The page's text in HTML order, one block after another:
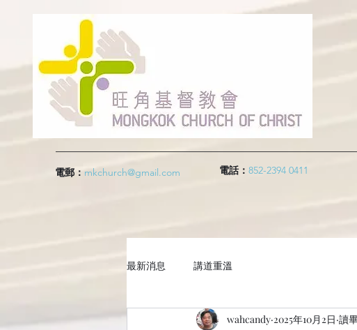
電郵： mkchurch@gmail.com 電話： 852-2394 0411
最新消息 講道重溫
wahcandy 2025年10月2日 讀